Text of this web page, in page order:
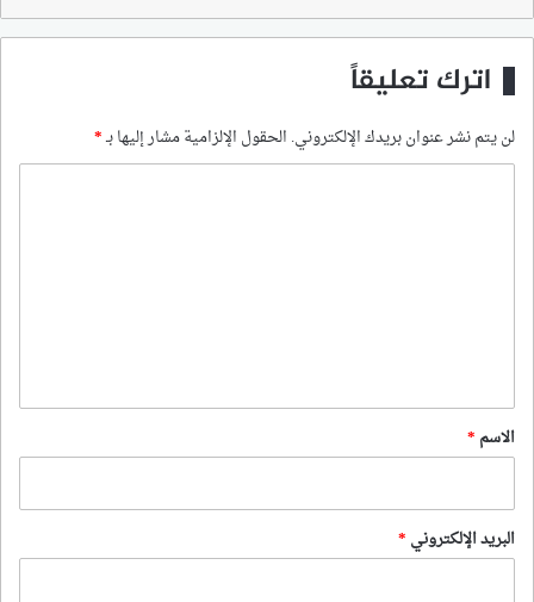
اترك تعليقاً
لن يتم نشر عنوان بريدك الإلكتروني. الحقول الإلزامية مشار إليها بـ*
*
الاسم *
البريد الإلكتروني *